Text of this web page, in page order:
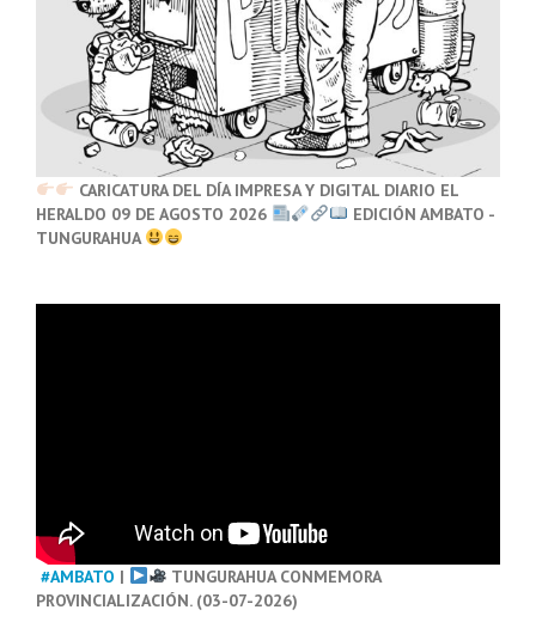
CARICATURA DEL DÍA IMPRESA Y DIGITAL DIARIO EL
HERALDO 09 DE AGOSTO 2026
EDICIÓN AMBATO -
TUNGURAHUA
#AMBATO |
TUNGURAHUA CONMEMORA
PROVINCIALIZACIÓN. (03-07-2026)